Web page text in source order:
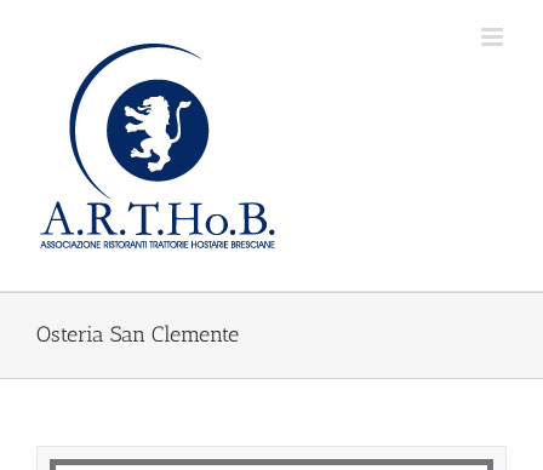
Osteria San Clemente